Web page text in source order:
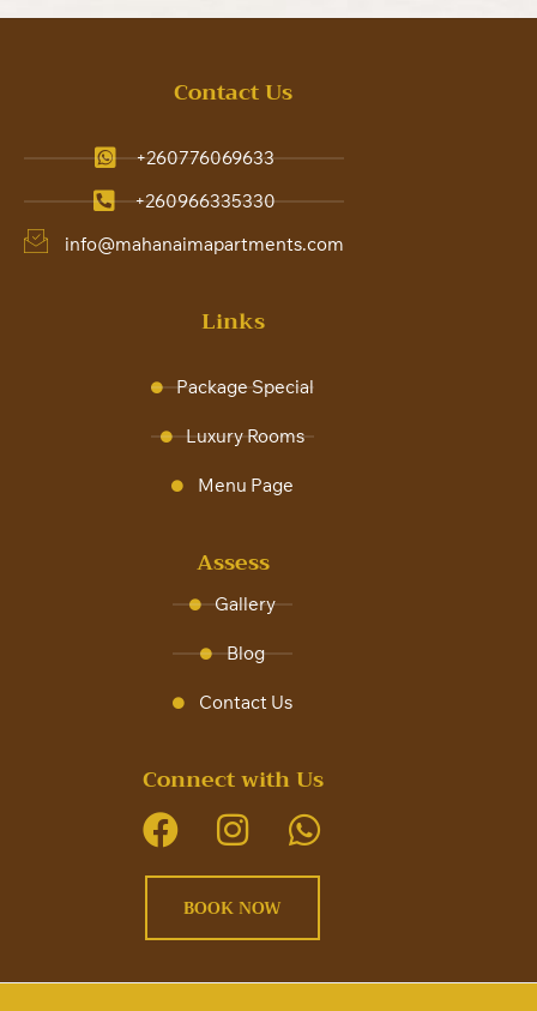
Contact Us
+260776069633
+260966335330
info@mahanaimapartments.com
Links
Package Special
Luxury Rooms
Menu Page
Assess
Gallery
Blog
Contact Us
Connect with Us
BOOK NOW